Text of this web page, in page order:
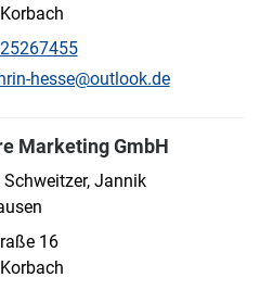
hesse@outlook.de
Marketing GmbH
Schweitzer, Jannik
16